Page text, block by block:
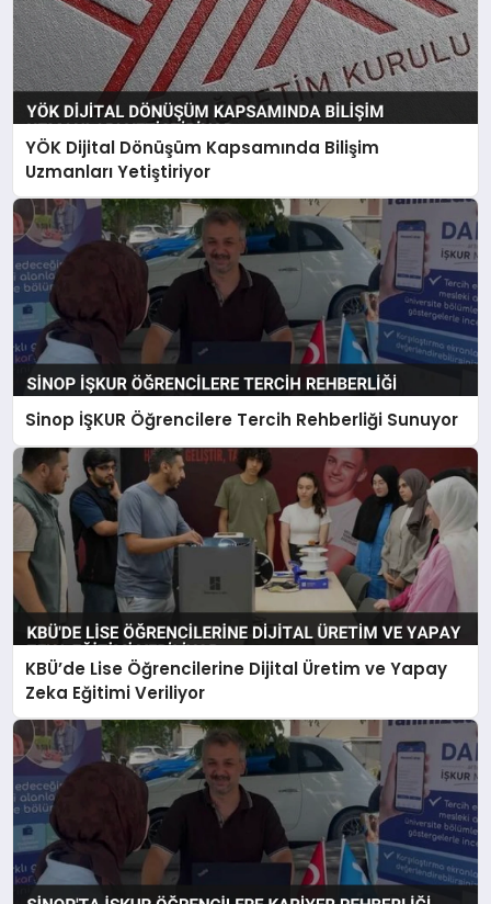
YÖK Dijital Dönüşüm Kapsamında Bilişim
Uzmanları Yetiştiriyor
Sinop İŞKUR Öğrencilere Tercih Rehberliği Sunuyor
KBÜ’de Lise Öğrencilerine Dijital Üretim ve Yapay
Zeka Eğitimi Veriliyor